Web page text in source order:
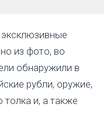
из фото, во
обнаружили в
рубли, оружие,
толка и, а также